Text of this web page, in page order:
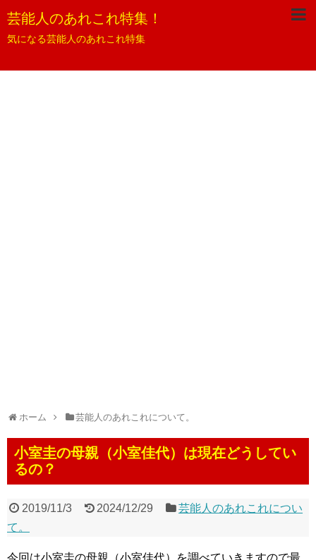
芸能人のあれこれ特集！
気になる芸能人のあれこれ特集
ホーム 芸能人のあれこれについて。
小室圭の母親（小室佳代）は現在どうしてい
るの？
2019/11/3 2024/12/29
芸能人のあれこれについ
て。
今回は小室圭の母親（小室佳代）を調べていきますので最